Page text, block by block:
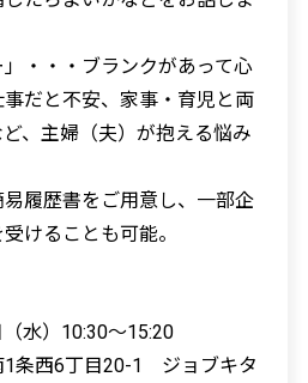
」・・・ブランクがあって心
だと不安、家事・育児と両
、主婦（夫）が抱える悩み
履歴書をご用意し、一部企
けることも可能。
水）10:30〜15:20
条西6丁目20-1 ジョブキタ